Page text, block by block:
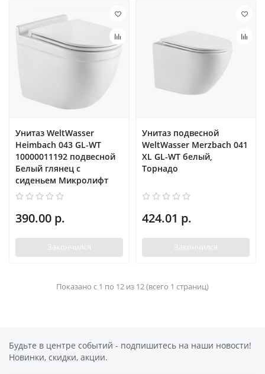
Унитаз WeltWasser
Heimbach 043 GL-WT
10000011192 подвесной
Белый глянец с
сиденьем Микролифт
390.00 р.
Закончился
Унитаз подвесной
WeltWasser Merzbach 041
XL GL-WT белый,
Торнадо
424.01 р.
Закончился
Показано с 1 по 12 из 12 (всего 1 страниц)
Будьте в центре событий - подпишитесь на наши новости!
Новинки, скидки, акции.